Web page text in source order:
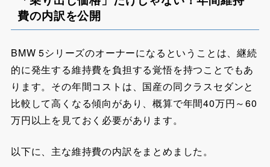
費の内訳を公開
BMW 5シリーズのオーナーになるということは、継続
的に発生する維持費を負担する覚悟を持つことでもあ
ります。その年間コストは、国産の同クラスセダンと
比較して高くなる傾向があり、概算で年間40万円～60
万円以上を見ておく必要があります。
以下に、主な維持費の内訳をまとめました。